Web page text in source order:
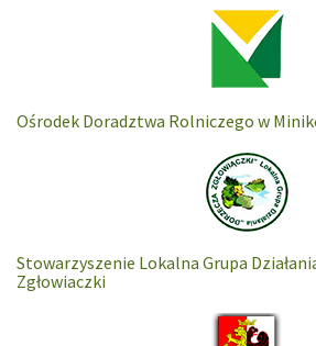
Ośrodek Doradztwa Rolniczego w
Stowarzyszenie Lokalna Grupa
Zgłowiaczki